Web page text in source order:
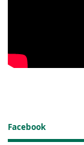
Facebook